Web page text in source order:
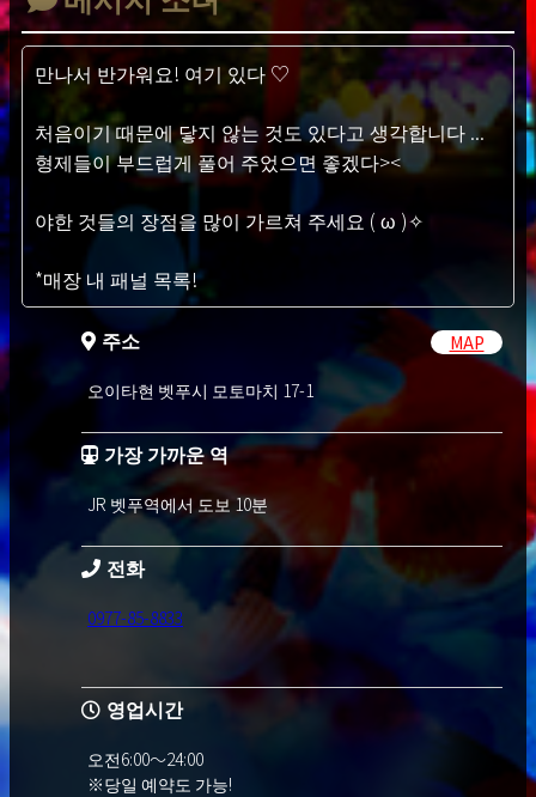
만나서 반가워요! 여기 있다 ♡
처음이기 때문에 닿지 않는 것도 있다고 생각합니다 ...
형제들이 부드럽게 풀어 주었으면 좋겠다><
야한 것들의 장점을 많이 가르쳐 주세요 ( ω )✧
*매장 내 패널 목록!
주소
오이타현 벳푸시 모토마치 17-1
MAP
가장 가까운 역
JR 벳푸역에서 도보 10분
전화
0977-85-8833
영업시간
오전6:00～24:00
※당일 예약도 가능!